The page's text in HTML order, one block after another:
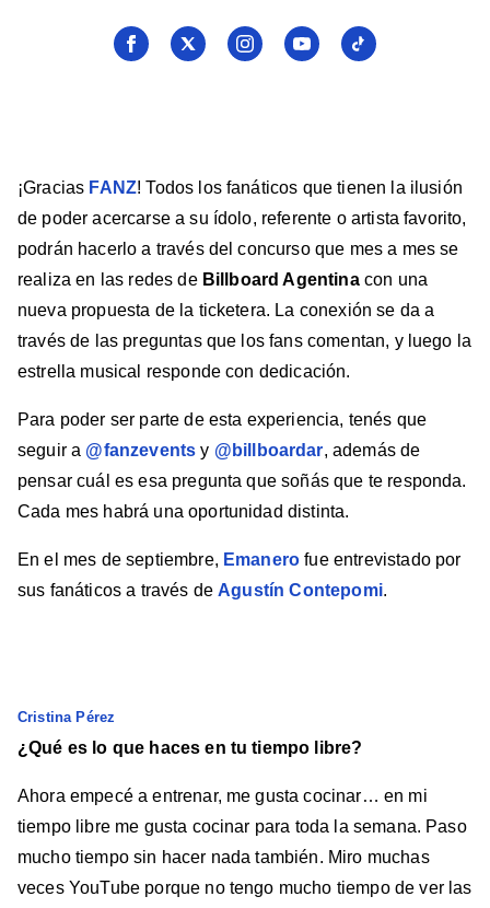
Seguí
Seguí
Seguí
Seguí
Seguí
¡Gracias FANZ! Todos los fanáticos que tienen la ilusión
de poder acercarse a su ídolo, referente o artista favorito,
podrán hacerlo a través del concurso que mes a mes se
realiza en las redes de Billboard Agentinacon una
nueva propuesta de la ticketera. La conexión se da a
través de las preguntas que los fans comentan, y luego la
estrella musical responde con dedicación.
Para poder ser parte de esta experiencia, tenés que
seguir a @fanzevents y @billboardar, además de
pensar cuál es esa pregunta que soñás que te responda.
Cada mes habrá una oportunidad distinta.
En el mes de septiembre, Emanero fue entrevistado por
sus fanáticos a través deAgustín Contepomi.
Cristina Pérez
¿Qué es lo que haces en tu tiempo libre?
Ahora empecé a entrenar, me gusta cocinar… en mi
tiempo libre me gusta cocinar para toda la semana. Paso
mucho tiempo sin hacer nada también. Miro muchas
veces YouTube porque no tengo mucho tiempo de ver las